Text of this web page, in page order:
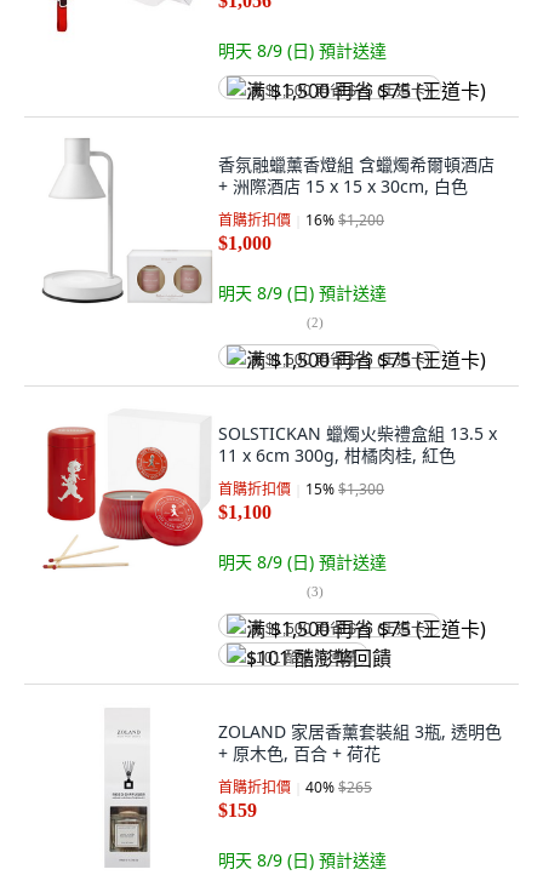
明天 8/9 (日) 預計送達
满 $1,500 再省 $75 (王道卡)
香氛融蠟薰香燈組 含蠟燭希爾頓酒店
+ 洲際酒店 15 x 15 x 30cm, 白色
首購折扣價 16%$1,200
$1,000
明天 8/9 (日) 預計送達
(2)
满 $1,500 再省 $75 (王道卡)
SOLSTICKAN 蠟燭火柴禮盒組 13.5 x
11 x 6cm 300g, 柑橘肉桂, 紅色
首購折扣價 15%$1,300
$1,100
明天 8/9 (日) 預計送達
(3)
满 $1,500 再省 $75 (王道卡)
$101 酷澎幣回饋
ZOLAND 家居香薰套裝組 3瓶, 透明色
+ 原木色, 百合 + 荷花
首購折扣價 40%$265
$159
明天 8/9 (日) 預計送達